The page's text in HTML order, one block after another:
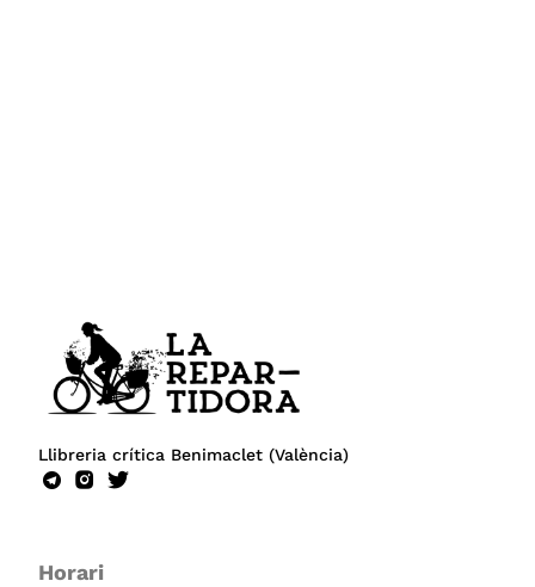
Llibreria crítica Benimaclet (València)
Horari